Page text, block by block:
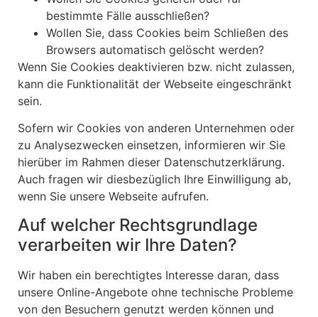
bestimmte Fälle ausschließen?
Wollen Sie, dass Cookies beim Schließen des
Browsers automatisch gelöscht werden?
Wenn Sie Cookies deaktivieren bzw. nicht zulassen,
kann die Funktionalität der Webseite eingeschränkt
sein.
Sofern wir Cookies von anderen Unternehmen oder
zu Analysezwecken einsetzen, informieren wir Sie
hierüber im Rahmen dieser Datenschutzerklärung.
Auch fragen wir diesbezüglich Ihre Einwilligung ab,
wenn Sie unsere Webseite aufrufen.
Auf welcher Rechtsgrundlage
verarbeiten wir Ihre Daten?
Wir haben ein berechtigtes Interesse daran, dass
unsere Online-Angebote ohne technische Probleme
von den Besuchern genutzt werden können und